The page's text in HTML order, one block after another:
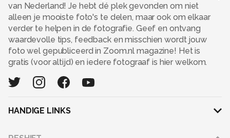
van Nederland! Je hebt dé plek gevonden om niet
alleen je mooiste foto's te delen, maar ook om elkaar
verder te helpen in de fotografie. Geef en ontvang
waardevolle tips, feedback en misschien wordt jouw
foto wel gepubliceerd in Zoom.nl magazine! Het is
gratis (voor altijd) en iedere fotograaf is hier welkom.
HANDIGE LINKS